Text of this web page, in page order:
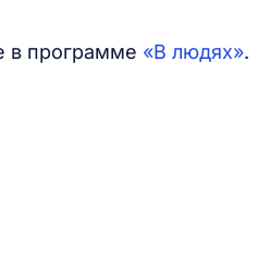
в программе «В людях».